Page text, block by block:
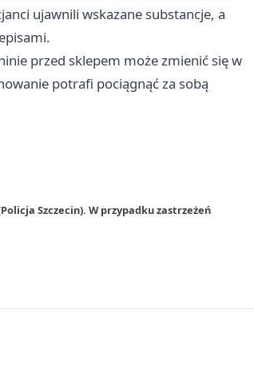
ujawnili wskazane substancje, a
przed sklepem może zmienić się w
potrafi pociągnąć za sobą
Szczecin). W przypadku zastrzeżeń